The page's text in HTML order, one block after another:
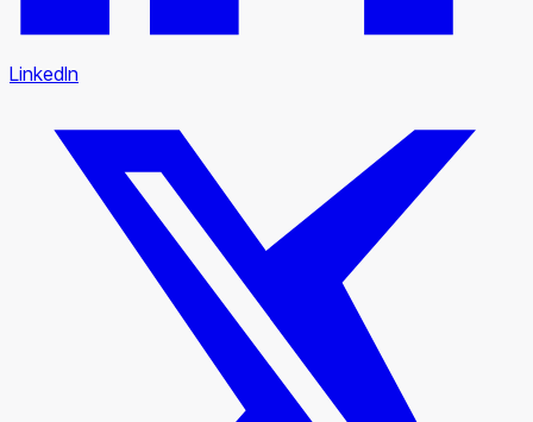
LinkedIn